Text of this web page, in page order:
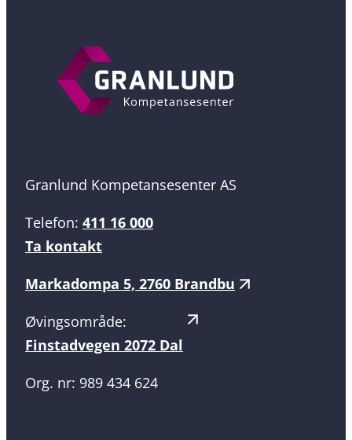
Granlund Kompetansesenter AS
Telefon: 411 16 000
Ta kontakt
Markadompa 5, 2760 Brandbu
Øvingsområde:
Finstadvegen 2072 Dal
Org. nr: 989 434 624